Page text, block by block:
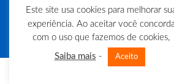
© Copyright - Todos os
Este site usa cookies para melhorar
experiência. Ao aceitar você
com o uso que fazemos de cookies,
Saiba mais - Aceito